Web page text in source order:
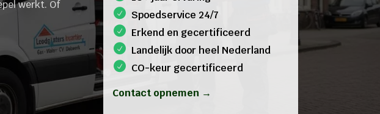
werkt. Of
Spoedservice 24/7
Erkend en gecertificeerd
Landelijk door heel Nederland
CO-keur gecertificeerd
Contact opnemen →